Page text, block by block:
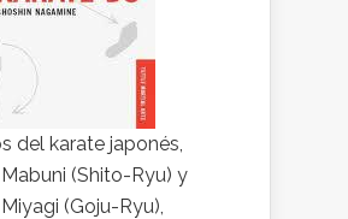
del karate japonés,
(Shito-Ryu) y
(Goju-Ryu),